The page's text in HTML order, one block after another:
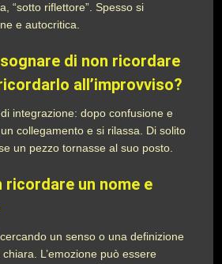
“sotto riflettore”. Spesso si
e autocritica.
di non ricordare
all’improvviso?
integrazione: dopo confusione e
collegamento e si rilassa. Di solito
un pezzo tornasse al suo posto.
ricordare un nome e
un senso o una definizione
L’emozione può essere